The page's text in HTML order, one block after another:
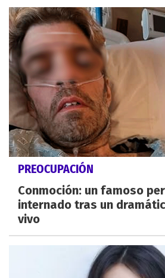
PREOCUPACIÓN
Conmoción: un famoso
internado tras un
vivo